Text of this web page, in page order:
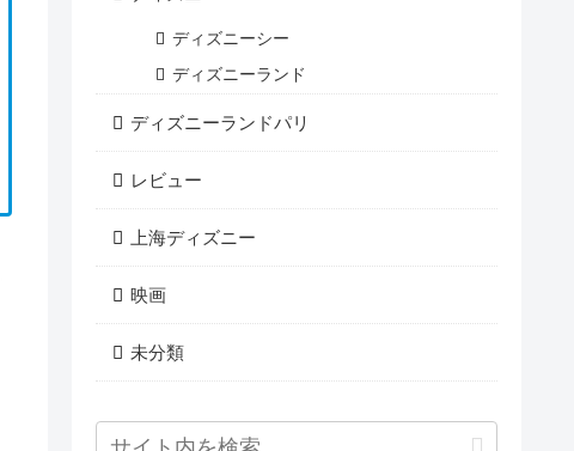
ディズニーシー
ディズニーランド
ディズニーランドパリ
レビュー
上海ディズニー
映画
未分類